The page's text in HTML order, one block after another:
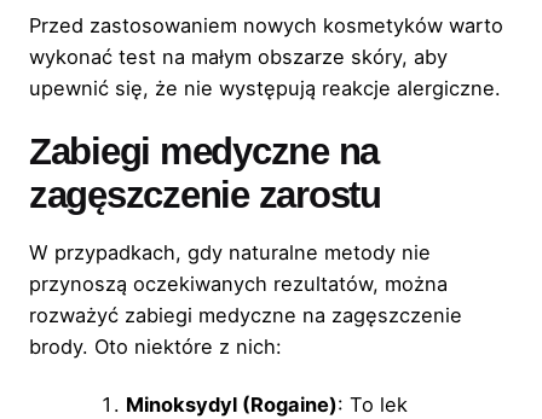
Przed zastosowaniem nowych kosmetyków warto
wykonać test na małym obszarze skóry, aby
upewnić się, że nie występują reakcje alergiczne.
Zabiegi medyczne na
zagęszczenie zarostu
W przypadkach, gdy naturalne metody nie
przynoszą oczekiwanych rezultatów, można
rozważyć zabiegi medyczne na zagęszczenie
brody. Oto niektóre z nich:
Minoksydyl (Rogaine): To lek